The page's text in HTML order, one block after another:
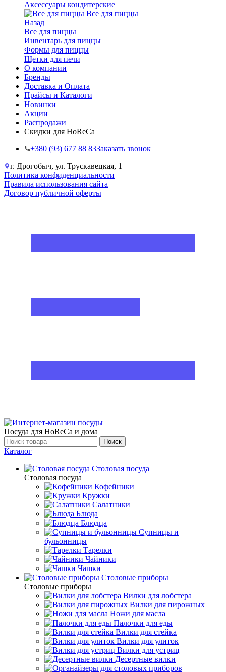
Аксессуары кондитерские
Все для пиццы
Назад
Все для пиццы
Инвентарь для пиццы
Формы для пиццы
Щетки для печи
О компании
Бренды
Доставка и Оплата
Прайсы и Каталоги
Новинки
Акции
Распродажи
Скидки для HoReCa
+38‎0 (93) 677 88 83Заказать звонок
г. Дрогобыч, ул. Трускавецкая, 1
Политика конфиденциальности
Правила использования сайта
Договор публичной оферты
Посуда для HoReCa и дома
Поиск
Каталог
Столовая посуда
Столовая посуда
Кофейники
Кружки
Салатники
Блюда
Блюдца
Супницы и
бульонницы
Тарелки
Чайники
Чашки
Cтоловые приборы
Cтоловые приборы
Вилки для лобстера
Вилки для пирожных
Ножи для масла
Палочки для еды
Вилки для стейка
Вилки для улиток
Вилки для устриц
Десертные вилки